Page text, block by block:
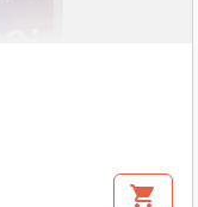
shopping_cart